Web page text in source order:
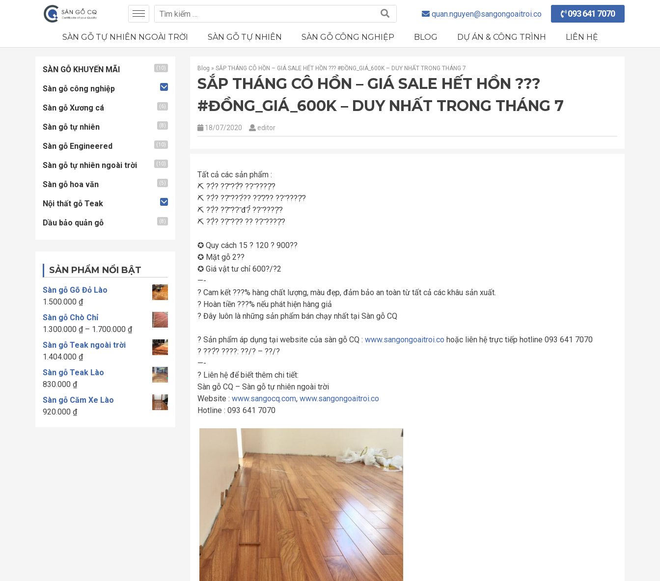
quan.nguyen@sangongoaitroi.co 093 641 7070
SÀN GỖ TỰ NHIÊN NGOÀI TRỜI SÀN GỖ TỰ NHIÊN SÀN GỖ CÔNG NGHIỆP BLOG DỰ ÁN & CÔNG TRÌNH LIÊN HỆ
Blog » SẮP THÁNG CÔ HỒN – GIÁ SALE HẾT HỒN ??? #ĐỒNG_GIÁ_600K – DUY NHẤT TRONG THÁNG 7
SẮP THÁNG CÔ HỒN – GIÁ SALE HẾT HỒN ???
#ĐỒNG_GIÁ_600K – DUY NHẤT TRONG THÁNG 7
18/07/2020 editor
Tất cả các sản phẩm :
⛏ ??̀? ??̂̃ ??̂̀? ??̃ ????̣̂?
⛏ ??̀? ??̂̃ ???́?? ??̛?̛?? ??̃ ????̣̂?
⛏ ??̀? ??̂̃ ??̃ đ?̉ ??̃ ????̣̂?
⛏ ??̀? ??̂̃ ??̆? ?? ??̃ ????̣̂?
✪ Quy cách 15 ? 120 ? 900??
✪ Mặt gỗ 2??
✪ Giá vật tư chỉ 600?/?2
—-
? Cam kết ???% hàng chất lượng, màu đẹp, đảm bảo an toàn từ tất cả các khâu sản xuất.
? Hoàn tiền ???% nếu phát hiện hàng giả
? Đây luôn là những sản phẩm bán chạy nhất tại Sàn gỗ CQ
? Sản phẩm áp dụng tại website của sàn gỗ CQ : www.sangongoaitroi.co hoặc liên hệ trực tiếp hotline 093 641 7070
? ???̛̀? ????: ??/? – ??/?
—-
? Liên hệ để biết thêm chi tiết:
Sàn gỗ CQ – Sàn gỗ tự nhiên ngoài trời
Website : www.sangocq.com, www.sangongoaitroi.co
Hotline : 093 641 7070
SÀN GỖ KHUYẾN MÃI (10)
Sàn gỗ công nghiệp
Sàn gỗ Xương cá (6)
Sàn gỗ tự nhiên (8)
Sàn gỗ Engineered (10)
Sàn gỗ tự nhiên ngoài trời (10)
Sàn gỗ hoa văn (5)
Nội thất gỗ Teak
Dầu bảo quản gỗ (8)
SẢN PHẨM NỔI BẬT
Sàn gỗ Gõ Đỏ Lào
1.500.000 ₫
Sàn gỗ Chò Chỉ
1.300.000 ₫ – 1.700.000 ₫Khoảng
Sàn gỗ Teak ngoài trời
1.404.000 ₫
Sàn gỗ Teak Lào
830.000 ₫
Sàn gỗ Căm Xe Lào
920.000 ₫